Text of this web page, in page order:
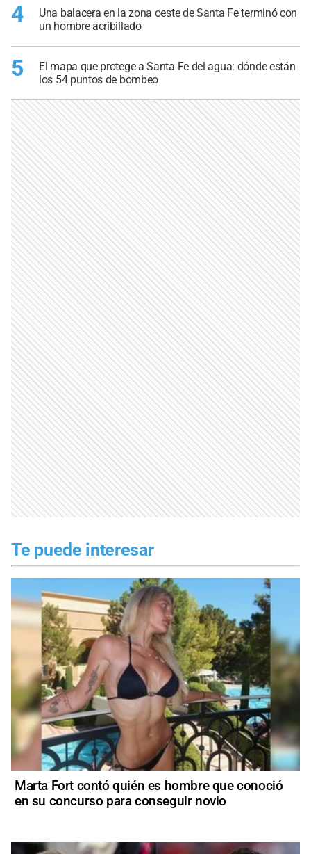
4
Una balacera en la zona oeste de Santa Fe terminó con
un hombre acribillado
5
El mapa que protege a Santa Fe del agua: dónde están
los 54 puntos de bombeo
Te puede interesar
Marta Fort contó quién es hombre que conoció
en su concurso para conseguir novio